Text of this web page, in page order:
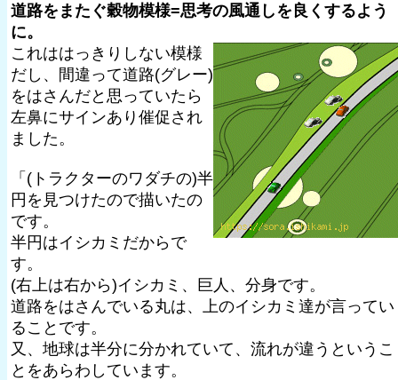
道路をまたぐ穀物模様=思考の風通しを良くするよう
に。
これははっきりしない模様
だし、間違って道路(グレー)
をはさんだと思っていたら
左鼻にサインあり催促され
ました。
「(トラクターのワダチの)半
円を見つけたので描いたの
です。
半円はイシカミだからで
す。
(右上は右から)イシカミ、巨人、分身です。
道路をはさんでいる丸は、上のイシカミ達が言ってい
ることです。
又、地球は半分に分かれていて、流れが違うというこ
とをあらわしています。